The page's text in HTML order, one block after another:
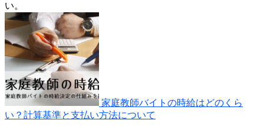
い。
家庭教師バイトの時給はどのくら
い？計算基準と支払い方法について